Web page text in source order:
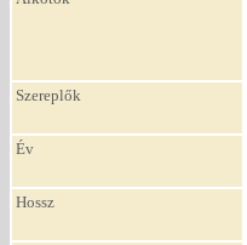
Szereplők
Év
Hossz